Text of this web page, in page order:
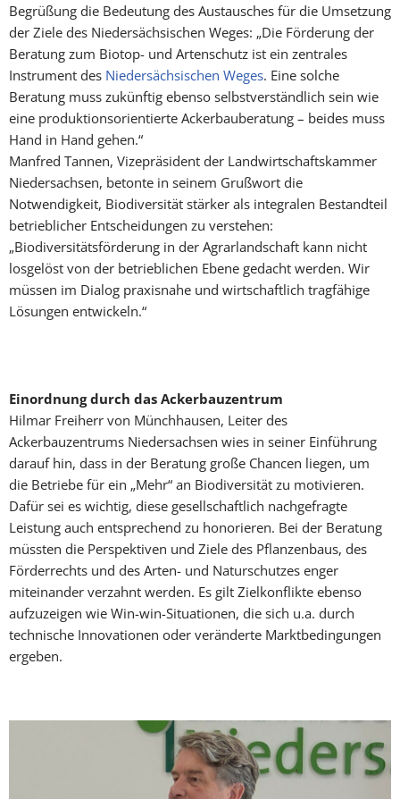
Begrüßung die Bedeutung des Austausches für die Umsetzung
der Ziele des Niedersächsischen Weges: „Die Förderung der
Beratung zum Biotop- und Artenschutz ist ein zentrales
Instrument des Niedersächsi­schen Weges. Eine solche
Beratung muss zukünftig ebenso selbstverständlich sein wie
eine produk­tionsorientierte Ackerbauberatung – beides muss
Hand in Hand gehen.“
Manfred Tannen, Vizepräsident der Landwirtschaftskammer
Niedersachsen, betonte in seinem Grußwort die
Notwendigkeit, Biodiversität stärker als integralen Bestandteil
betriebli­cher Entscheidungen zu verstehen:
„Biodiversitätsförderung in der Agrarlandschaft kann nicht
losgelöst von der betrieblichen Ebene gedacht werden. Wir
müssen im Dialog praxis­nahe und wirtschaftlich tragfähige
Lösungen entwickeln.“
Einordnung durch das Ackerbauzentrum
Hilmar Freiherr von Münchhausen, Leiter des
Ackerbauzentrums Niedersachsen wies in seiner Einführung
darauf hin, dass in der Beratung große Chancen liegen, um
die Betriebe für ein „Mehr“ an Biodiversität zu motivieren.
Dafür sei es wichtig, diese gesellschaftlich nachgefragte
Leistung auch entsprechend zu honorieren. Bei der Beratung
müssten die Perspektiven und Ziele des Pflanzenbaus, des
Förderrechts und des Arten- und Naturschutzes enger
miteinan­der verzahnt werden. Es gilt Zielkonflikte ebenso
aufzuzeigen wie Win-win-Situationen, die sich u.a. durch
technische Innovationen oder veränderte Marktbedingungen
ergeben.